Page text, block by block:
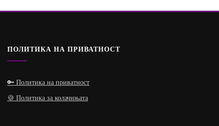
ПОЛИТИКА НА ПРИВАТНОСТ
🔑 Политика на приватност
🍪 Политика за колачињата